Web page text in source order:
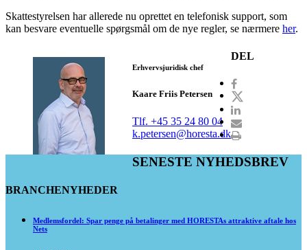
Skattestyrelsen har allerede nu oprettet en telefonisk support, som
kan besvare eventuelle spørgsmål om de nye regler, se nærmere her.
Erhvervsjuridisk chef
Kaare Friis Petersen
Tlf. +45 35 24 80 04
k.petersen@horesta.dk
DEL
SENESTE NYHEDSBREV
BRANCHENYHEDER
Medlemsfordel: Spar penge på betalinger med HORESTAs attraktive aftale hos
Nets